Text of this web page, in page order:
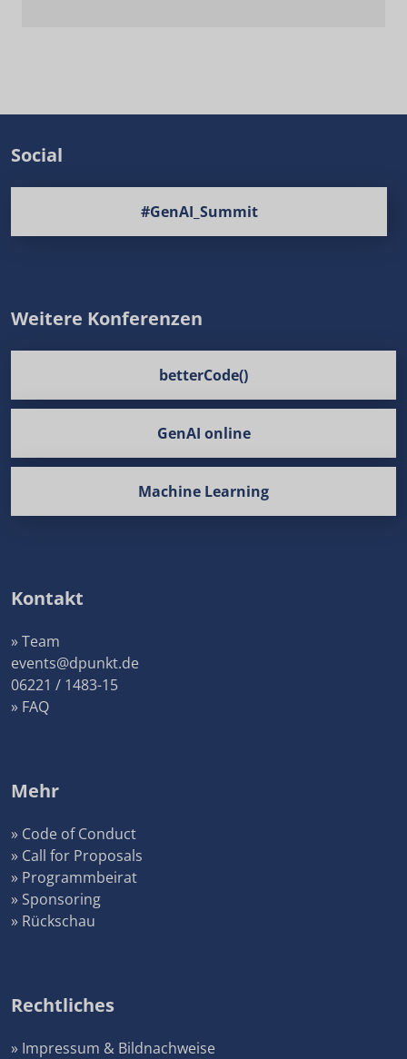
Social
#GenAI_Summit
Weitere Konferenzen
betterCode()
GenAI online
Machine Learning
Kontakt
» Team
events@dpunkt.de
06221 / 1483-15
» FAQ
Mehr
» Code of Conduct
» Call for Proposals
» Programmbeirat
» Sponsoring
» Rückschau
Rechtliches
» Impressum & Bildnachweise